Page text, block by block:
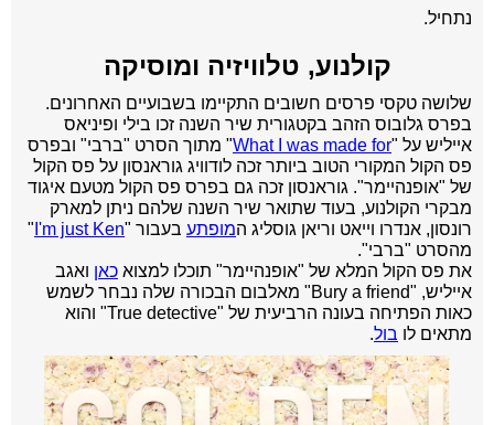
נתחיל.
קולנוע, טלוויזיה ומוסיקה
שלושה טקסי פרסים חשובים התקיימו בשבועיים האחרונים.
בפרס גלובוס הזהב בקטגורית שיר השנה זכו בילי ופיניאס
אייליש על "What I was made for" מתוך הסרט "ברבי" ובפרס
פס הקול המקורי הטוב ביותר זכה לודוויג גוראנסון על פס הקול
של "אופנהיימר". גוראנסון זכה גם בפרס פס הקול מטעם איגוד
מבקרי הקולנוע, בעוד שתואר שיר השנה שלהם ניתן למארק
רונסון, אנדרו וייאט וריאן גוסליג המופתע בעבור "I'm just Ken
"
מהסרט "ברבי".
את פס הקול המלא של "אופנהיימר" תוכלו למצוא כאן ואגב
אייליש, "Bury a friend" מאלבום הבכורה שלה נבחר לשמש
כאות הפתיחה בעונה הרביעית של "True detective" והוא
מתאים לו בול.